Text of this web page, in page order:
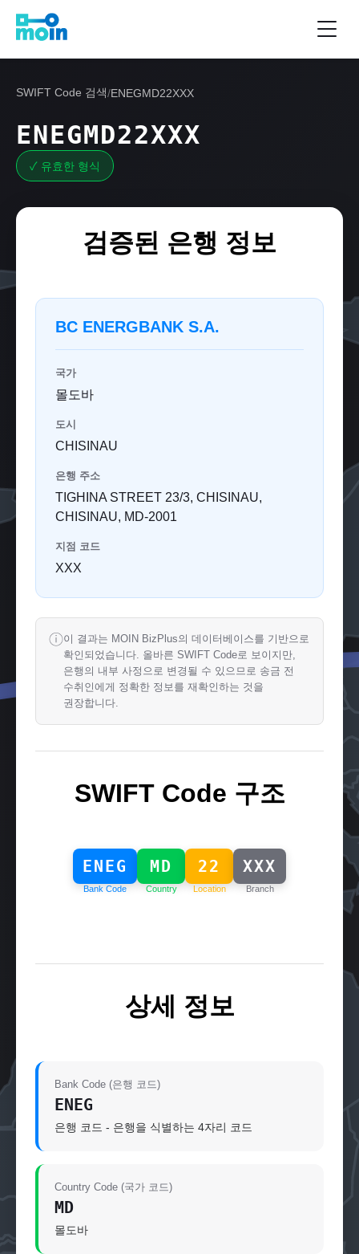
SWIFT Code 검색/ENEGMD22XXX
ENEGMD22XXX
✓ 유효한 형식
검증된 은행 정보
BC ENERGBANK S.A.
국가
몰도바
도시
CHISINAU
은행 주소
TIGHINA STREET 23/3, CHISINAU,
CHISINAU, MD-2001
지점 코드
XXX
ⓘ이 결과는 MOIN BizPlus의 데이터베이스를 기반으로
확인되었습니다. 올바른 SWIFT Code로 보이지만,
은행의 내부 사정으로 변경될 수 있으므로 송금 전
수취인에게 정확한 정보를 재확인하는 것을
권장합니다.
SWIFT Code 구조
ENEG
Bank Code
MD
Country
22
Location
XXX
Branch
상세 정보
Bank Code (은행 코드)
ENEG
은행 코드 - 은행을 식별하는 4자리 코드
Country Code (국가 코드)
MD
몰도바